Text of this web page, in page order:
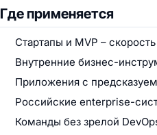
Где применяется
Стартапы и MVP –
Внутренние бизнес-
Приложения с
Российские enterprise-
Команды без зрелой